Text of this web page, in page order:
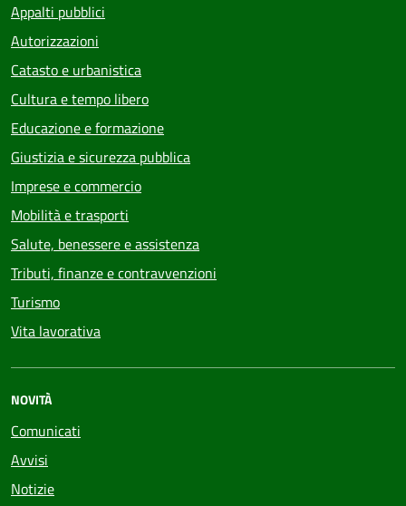
Appalti pubblici
Autorizzazioni
Catasto e urbanistica
Cultura e tempo libero
Educazione e formazione
Giustizia e sicurezza pubblica
Imprese e commercio
Mobilità e trasporti
Salute, benessere e assistenza
Tributi, finanze e contravvenzioni
Turismo
Vita lavorativa
NOVITÀ
Comunicati
Avvisi
Notizie